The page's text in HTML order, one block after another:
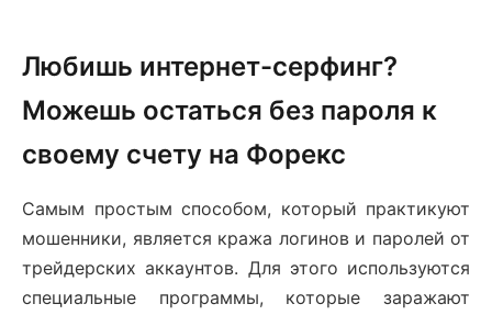
Любишь интернет-серфинг?
Можешь остаться без пароля к
своему счету на Форекс
Самым простым способом, который практикуют
мошенники, является кража логинов и паролей от
трейдерских аккаунтов. Для этого используются
специальные программы, которые заражают